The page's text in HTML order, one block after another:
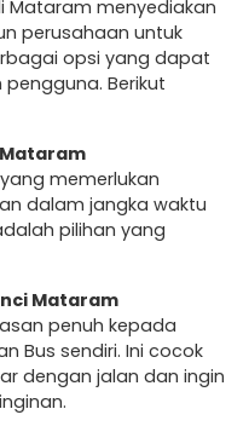
Mataram menyediakan
perusahaan untuk
opsi yang dapat
Berikut
memerlukan
dalam jangka waktu
pilihan yang
Mataram
penuh kepada
Bus sendiri. Ini cocok
dengan jalan dan ingin